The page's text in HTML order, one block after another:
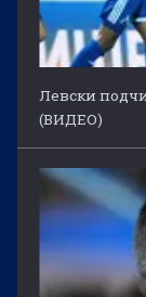
Левски
(ВИДЕО)